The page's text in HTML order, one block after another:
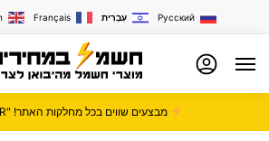
Français עִבְרִית Русский
מבצעים שווים בכל מחלקות האתר! "SUMMER"